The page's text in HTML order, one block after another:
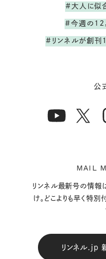
#大人に似
#今週の12
#リンネルが創刊
公
MAIL
リンネル最新号の情報
け。どこよりも早く特
リンネル.jp